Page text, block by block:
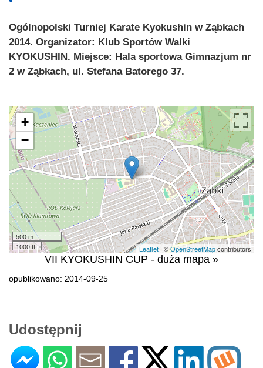
Ogólnopolski Turniej Karate Kyokushin w Ząbkach
2014. Organizator: Klub Sportów Walki
KYOKUSHIN. Miejsce: Hala sportowa Gimnazjum nr
2 w Ząbkach, ul. Stefana Batorego 37.
+
−
500 m
1000 ft
Leaflet | ©OpenStreetMapcontributors
VII KYOKUSHIN CUP - duża mapa »
opublikowano: 2014-09-25
Udostępnij